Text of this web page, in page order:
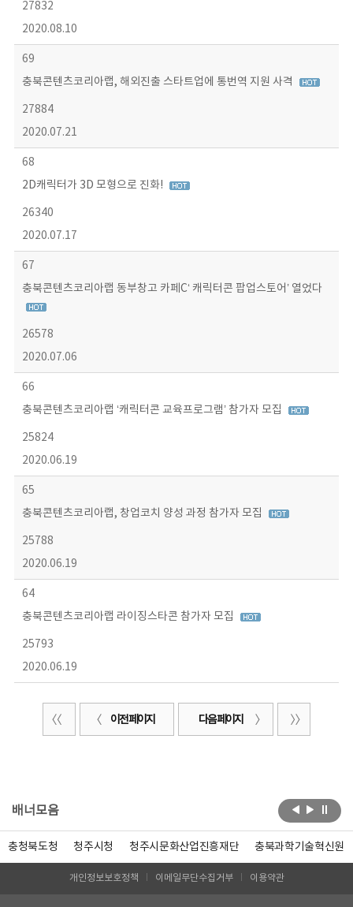
27832
2020.08.10
69
충북콘텐츠코리아랩, 해외진출 스타트업에 통번역 지원 사격
27884
2020.07.21
68
2D캐릭터가 3D 모형으로 진화!
26340
2020.07.17
67
충북콘텐츠코리아랩 동부창고 카페C‘ 캐릭터콘 팝업스토어’ 열었다
26578
2020.07.06
66
충북콘텐츠코리아랩 ‘캐릭터콘 교육프로그램’ 참가자 모집
25824
2020.06.19
65
충북콘텐츠코리아랩, 창업코치 양성 과정 참가자 모집
25788
2020.06.19
64
충북콘텐츠코리아랩 라이징스타콘 참가자 모집
25793
2020.06.19
이전 페이지 다음 페이지
배너모음
충청북도청 청주시청 청주시문화산업진흥재단 충북과학기술혁신원
개인정보보호정책 이메일무단수집거부 이용약관